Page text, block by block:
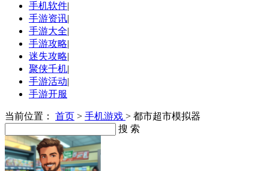
手机软件|
手游资讯|
手游大全|
手游攻略|
迷失攻略|
聚侠千机|
手游活动|
手游开服
当前位置： 首页 > 手机游戏 > 都市超市模拟器
搜 索